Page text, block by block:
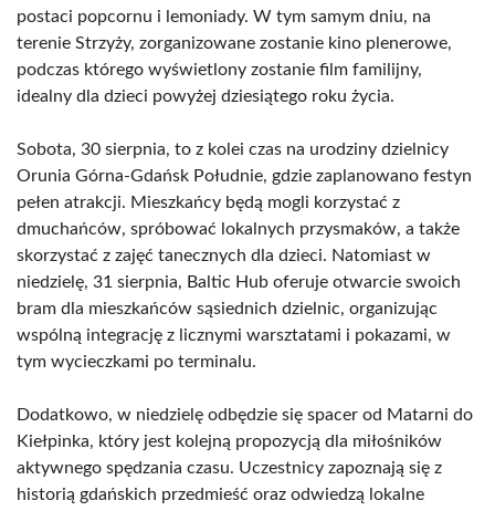
postaci popcornu i lemoniady. W tym samym dniu, na
terenie Strzyży, zorganizowane zostanie kino plenerowe,
podczas którego wyświetlony zostanie film familijny,
idealny dla dzieci powyżej dziesiątego roku życia.
Sobota, 30 sierpnia, to z kolei czas na urodziny dzielnicy
Orunia Górna-Gdańsk Południe, gdzie zaplanowano festyn
pełen atrakcji. Mieszkańcy będą mogli korzystać z
dmuchańców, spróbować lokalnych przysmaków, a także
skorzystać z zajęć tanecznych dla dzieci. Natomiast w
niedzielę, 31 sierpnia, Baltic Hub oferuje otwarcie swoich
bram dla mieszkańców sąsiednich dzielnic, organizując
wspólną integrację z licznymi warsztatami i pokazami, w
tym wycieczkami po terminalu.
Dodatkowo, w niedzielę odbędzie się spacer od Matarni do
Kiełpinka, który jest kolejną propozycją dla miłośników
aktywnego spędzania czasu. Uczestnicy zapoznają się z
historią gdańskich przedmieść oraz odwiedzą lokalne